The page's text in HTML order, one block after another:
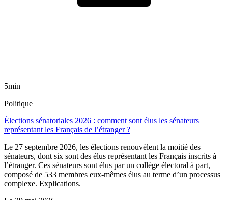
5min
Politique
Élections sénatoriales 2026 : comment sont élus les sénateurs
représentant les Français de l’étranger ?
Le 27 septembre 2026, les élections renouvèlent la moitié des
sénateurs, dont six sont des élus représentant les Français inscrits à
l’étranger. Ces sénateurs sont élus par un collège électoral à part,
composé de 533 membres eux-mêmes élus au terme d’un processus
complexe. Explications.